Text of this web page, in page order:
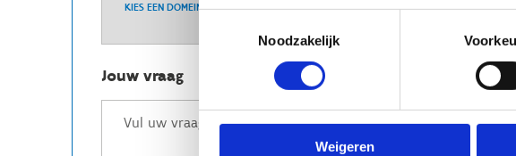
Noodzakelijk
Weigeren
KIES EEN DOMEIN
Jouw vraag